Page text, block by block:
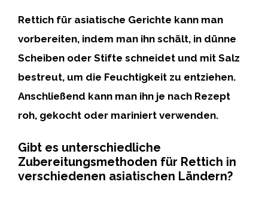
Rettich für asiatische Gerichte kann man
vorbereiten, indem man ihn schält, in dünne
Scheiben oder Stifte schneidet und mit Salz
bestreut, um die Feuchtigkeit zu entziehen.
Anschließend kann man ihn je nach Rezept
roh, gekocht oder mariniert verwenden.
Gibt es unterschiedliche
Zubereitungsmethoden für Rettich in
verschiedenen asiatischen Ländern?